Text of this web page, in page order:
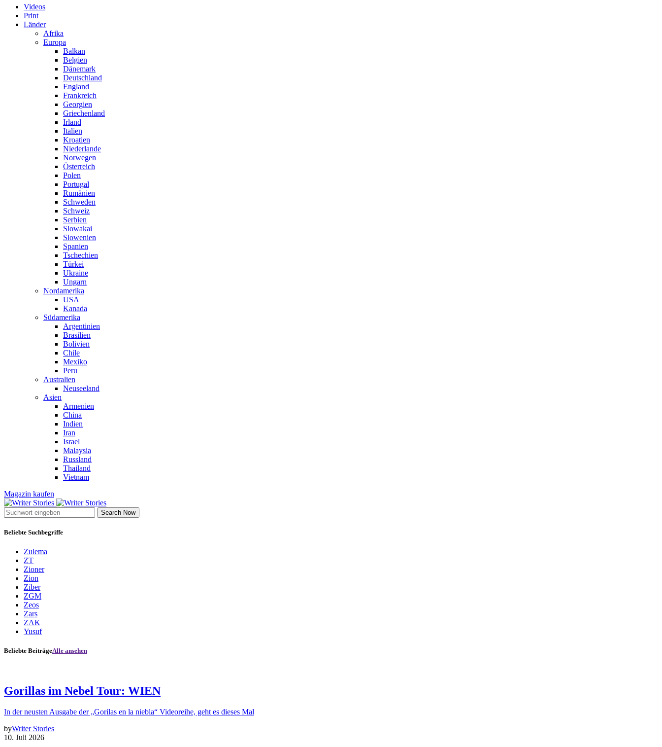
Videos
Print
Länder
Afrika
Europa
Balkan
Belgien
Dänemark
Deutschland
England
Frankreich
Georgien
Griechenland
Irland
Italien
Kroatien
Niederlande
Norwegen
Österreich
Polen
Portugal
Rumänien
Schweden
Schweiz
Serbien
Slowakai
Slowenien
Spanien
Tschechien
Türkei
Ukraine
Ungarn
Nordamerika
USA
Kanada
Südamerika
Argentinien
Brasilien
Bolivien
Chile
Mexiko
Peru
Australien
Neuseeland
Asien
Armenien
China
Indien
Iran
Israel
Malaysia
Russland
Thailand
Vietnam
Magazin kaufen
Search Now
Beliebte Suchbegriffe
Zulema
ZT
Zioner
Zion
Ziber
ZGM
Zeos
Zars
ZAK
Yusuf
Beliebte BeiträgeAlle ansehen
Gorillas im Nebel Tour: WIEN
In der neusten Ausgabe der „Gorilas en la niebla“ Videoreihe, geht es dieses Mal
byWriter Stories
10. Juli 2026